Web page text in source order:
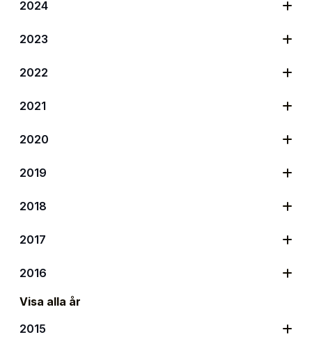
2024
2023
2022
2021
2020
2019
2018
2017
2016
Visa alla år
2015